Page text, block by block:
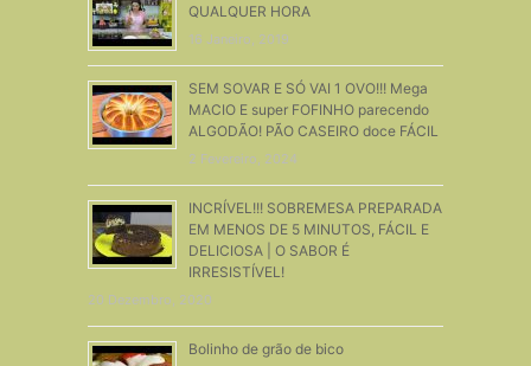
QUALQUER HORA
16 Janeiro, 2019
SEM SOVAR E SÓ VAI 1 OVO!!! Mega
MACIO E super FOFINHO parecendo
ALGODÃO! PÃO CASEIRO doce FÁCIL
2 Fevereiro, 2024
INCRÍVEL!!! SOBREMESA PREPARADA
EM MENOS DE 5 MINUTOS, FÁCIL E
DELICIOSA | O SABOR É
IRRESISTÍVEL!
20 Dezembro, 2020
Bolinho de grão de bico